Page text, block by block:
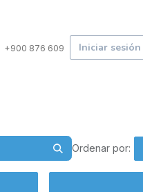
+900 876 609 Iniciar sesión
Ordenar por: